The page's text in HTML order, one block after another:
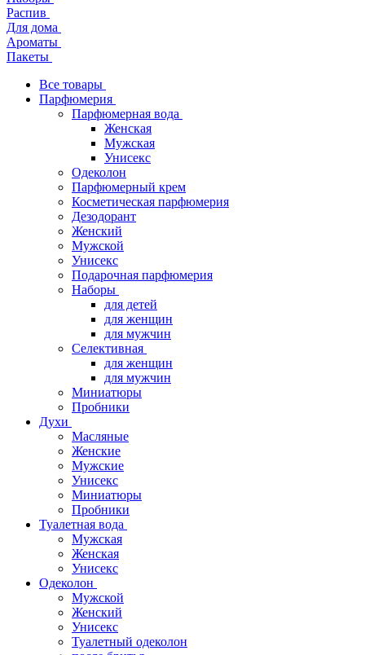
Распив
Для дома
Ароматы
Пакеты
Все товары
Парфюмерия
Парфюмерная вода
Женская
Мужская
Унисекс
Одеколон
Парфюмерный крем
Косметическая парфюмерия
Дезодорант
Женский
Мужской
Унисекс
Подарочная парфюмерия
Наборы
для детей
для женщин
для мужчин
Селективная
для женщин
для мужчин
Миниатюры
Пробники
Духи
Масляные
Женские
Мужские
Унисекс
Миниатюры
Пробники
Туалетная вода
Мужская
Женская
Унисекс
Одеколон
Мужской
Женский
Унисекс
Туалетный одеколон